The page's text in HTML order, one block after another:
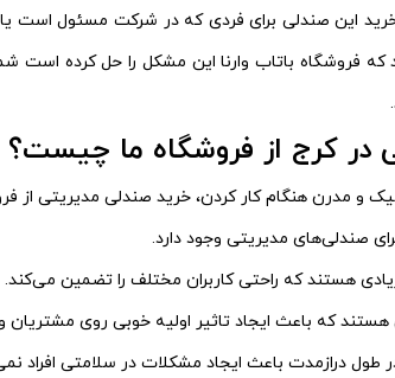
خرید این صندلی برای فردی که در شرکت مسئول است
فروشگاه باتاب وارنا این مشکل را حل کرده است
در کرج از فروشگاه ما چیست؟
و مدرن هنگام کار کردن، خرید صندلی مدیریتی از
صندلی‌های مدیریتی وجود دارد.
هستند که راحتی کاربران مختلف را تضمین می‌کند.
هستند که باعث ایجاد تاثیر اولیه خوبی روی مشتریان
طول درازمدت باعث ایجاد مشکلات در سلامتی افراد